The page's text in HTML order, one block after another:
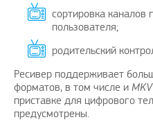
сортировка каналов
пользователя;
родительский
Ресивер поддерживает
форматов, в том числе и
приставке для цифрового
предусмотрены.